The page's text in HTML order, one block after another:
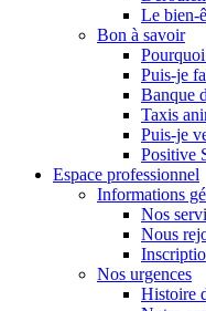
Le bien-
Bon à savoir
Puis-je
Banque
Taxis
Puis-je
Positive
Espace professionnel
Informations
Nos
Nous
Nos urgences
Histoire